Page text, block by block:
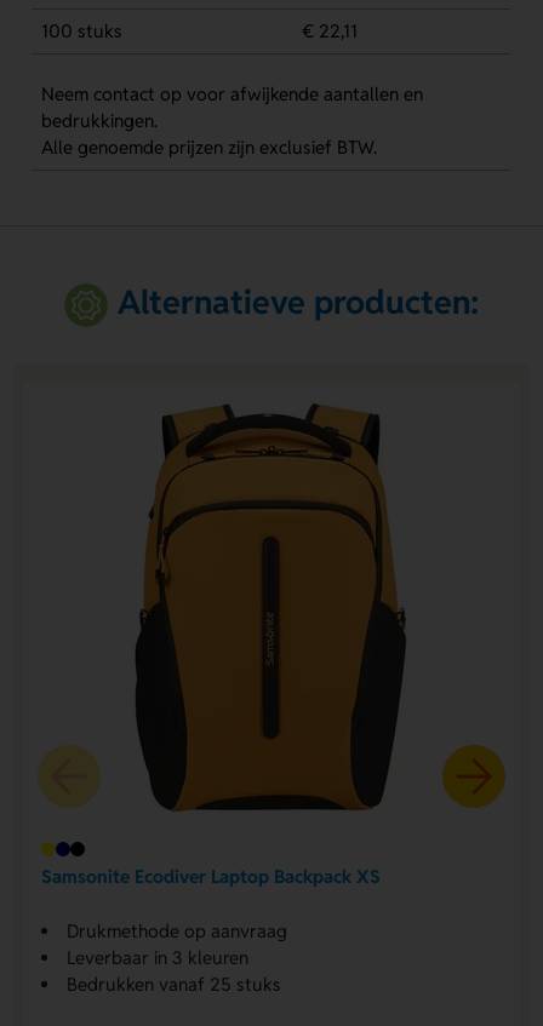
100 stuks € 22,11
Neem contact op voor afwijkende aantallen en
bedrukkingen.
Alle genoemde prijzen zijn exclusief BTW.
Alternatieve producten:
Samsonite Ecodiver Laptop Backpack XS
Drukmethode op aanvraag
Leverbaar in 3 kleuren
Bedrukken vanaf 25 stuks